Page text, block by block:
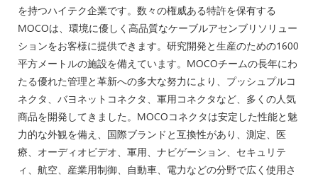
を持つハイテク企業です。数々の権威ある特許を保有する
MOCOは、環境に優しく高品質なケーブルアセンブリソリュー
ションをお客様に提供できます。研究開発と生産のための1600
平方メートルの施設を備えています。MOCOチームの長年にわ
たる優れた管理と革新への多大な努力により、プッシュプルコ
ネクタ、バヨネットコネクタ、軍用コネクタなど、多くの人気
商品を開発してきました。MOCOコネクタは安定した性能と魅
力的な外観を備え、国際ブランドと互換性があり、測定、医
療、オーディオビデオ、軍用、ナビゲーション、セキュリテ
ィ、航空、産業用制御、自動車、電力などの分野で広く使用さ